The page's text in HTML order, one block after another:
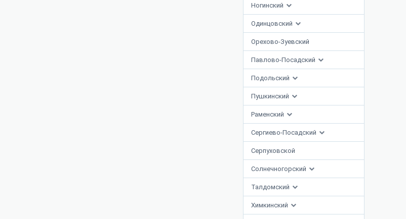
Ногинский
Одинцовский
Орехово-Зуевский
Павлово-Посадский
Подольский
Пушкинский
Раменский
Сергиево-Посадский
Серпуховской
Солнечногорский
Талдомский
Химкинский